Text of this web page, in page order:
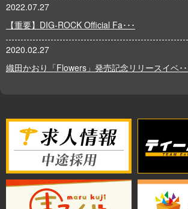
2022.07.27
【重要】DIG-ROCK Official Fa･･･
2020.02.27
織田かおり「Flowers」発売記念リリースイベ･･